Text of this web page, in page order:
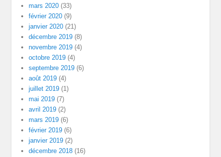
mars 2020 (33)
février 2020 (9)
janvier 2020 (21)
décembre 2019 (8)
novembre 2019 (4)
octobre 2019 (4)
septembre 2019 (6)
août 2019 (4)
juillet 2019 (1)
mai 2019 (7)
avril 2019 (2)
mars 2019 (6)
février 2019 (6)
janvier 2019 (2)
décembre 2018 (16)